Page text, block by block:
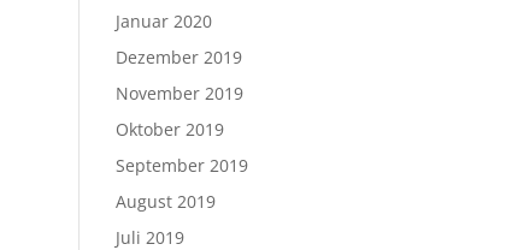
Januar 2020
Dezember 2019
November 2019
Oktober 2019
September 2019
August 2019
Juli 2019